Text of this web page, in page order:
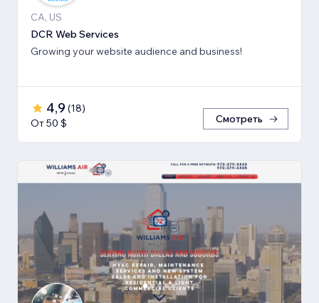
CA, US
DCR Web Services
Growing your website audience and business!
4,9 (18)
От 50 $
Смотреть